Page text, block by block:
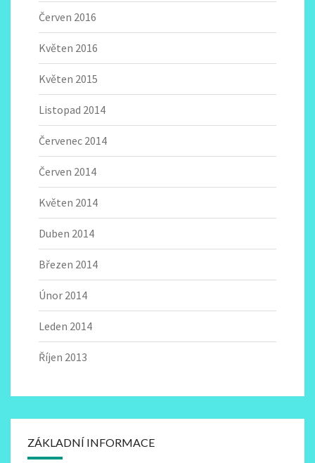
Červen 2016
Květen 2016
Květen 2015
Listopad 2014
Červenec 2014
Červen 2014
Květen 2014
Duben 2014
Březen 2014
Únor 2014
Leden 2014
Říjen 2013
ZÁKLADNÍ INFORMACE